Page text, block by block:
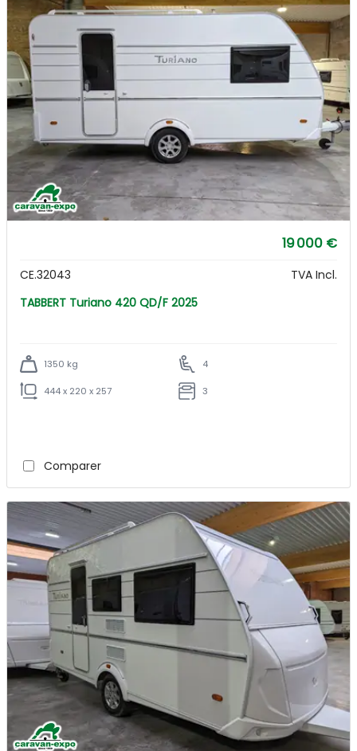
19 000 €
CE.32043
TVA Incl.
TABBERT Turiano 420 QD/F 2025
1350 kg 4
444 x 220 x 257 3
Comparer